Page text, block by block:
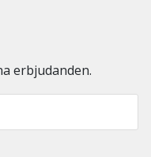
erbjudanden.